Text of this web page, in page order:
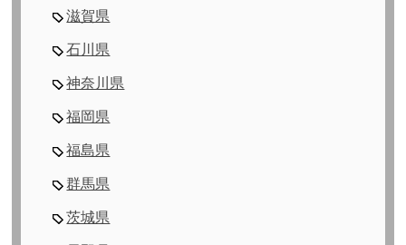
滋賀県
石川県
神奈川県
福岡県
福島県
群馬県
茨城県